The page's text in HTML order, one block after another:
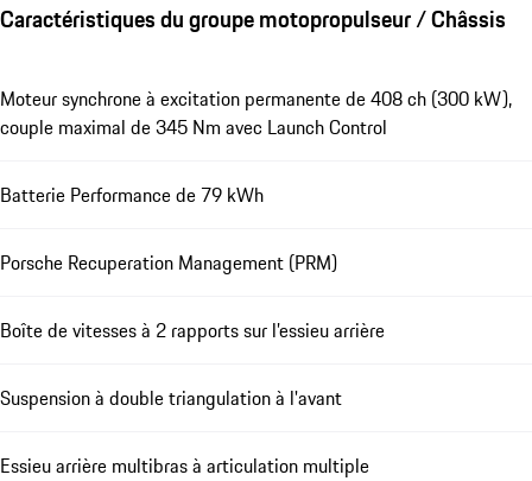
Caractéristiques du groupe motopropulseur / Châssis
Moteur synchrone à excitation permanente de 408 ch (300 kW),
couple maximal de 345 Nm avec Launch Control
Batterie Performance de 79 kWh
Porsche Recuperation Management (PRM)
Boîte de vitesses à 2 rapports sur l’essieu arrière
Suspension à double triangulation à l'avant
Essieu arrière multibras à articulation multiple